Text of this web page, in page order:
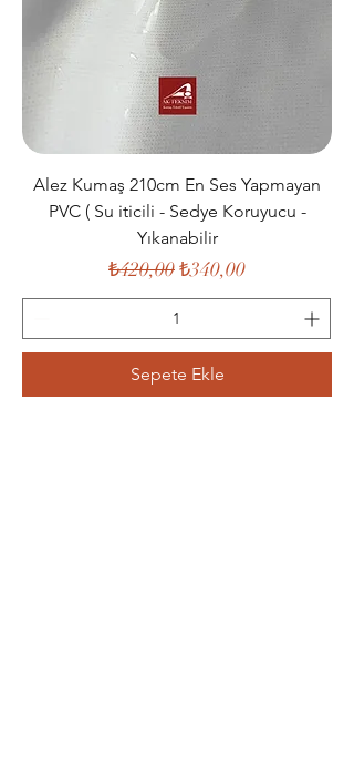
Alez Kumaş 210cm En Ses Yapmayan
PVC ( Su iticili - Sedye Koruyucu -
Yıkanabilir
Normal Fiyat
₺420,00İndirimli Fiyat
₺340,00
Sepete Ekle